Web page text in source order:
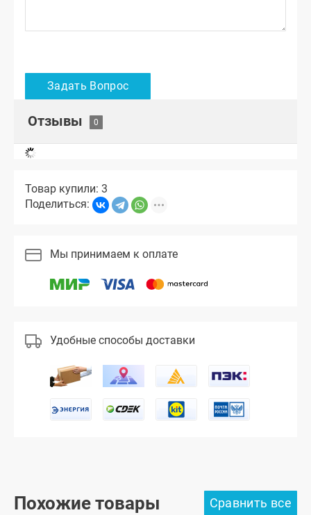
Отзывы
Товар купили: 3
Поделиться:
Мы принимаем к оплате
Удобные способы доставки
Похожие товары